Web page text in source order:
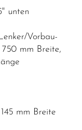
unten
Vorbau-
mm Breite,
mm Breite